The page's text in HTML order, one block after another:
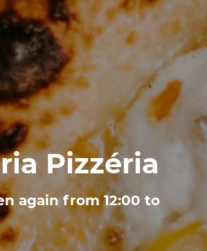
Pizzéria
again from 12:00 to